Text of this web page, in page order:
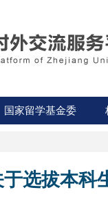
国家留学基金委
于选拔本科